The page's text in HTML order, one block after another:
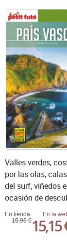
En tienda:
15,95 €
En la
15,15
Valles verdes,
por las olas,
del surf, viñedos
ocasión de